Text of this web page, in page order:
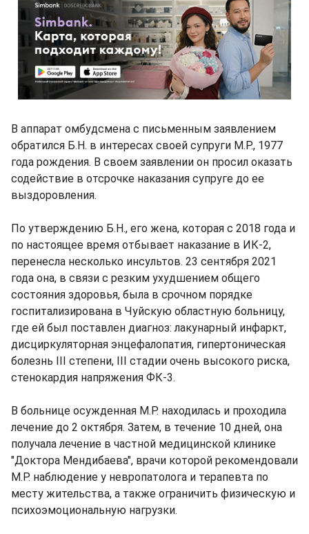
В аппарат омбудсмена с письменным заявлением
обратился Б.Н. в интересах своей супруги М.Р., 1977
года рождения. В своем заявлении он просил оказать
содействие в отсрочке наказания супруге до ее
выздоровления.
По утверждению Б.Н., его жена, которая с 2018 года и
по настоящее время отбывает наказание в ИК-2,
перенесла несколько инсультов. 23 сентября 2021
года она, в связи с резким ухудшением общего
состояния здоровья, была в срочном порядке
госпитализирована в Чуйскую областную больницу,
где ей был поставлен диагноз: лакунарный инфаркт,
дисциркуляторная энцефалопатия, гипертоническая
болезнь III степени, III стадии очень высокого риска,
стенокардия напряжения ФК-3.
В больнице осужденная М.Р. находилась и проходила
лечение до 2 октября. Затем, в течение 10 дней, она
получала лечение в частной медицинской клинике
"Доктора Мендибаева", врачи которой рекомендовали
М.Р. наблюдение у невропатолога и терапевта по
месту жительства, а также ограничить физическую и
психоэмоциональную нагрузки.